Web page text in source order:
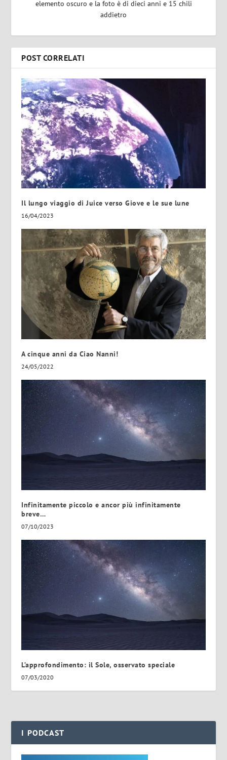
elemento oscuro e la foto è di dieci anni e 15 chili
addietro
POST CORRELATI
Il lungo viaggio di Juice verso Giove e le sue lune
16/04/2023
A cinque anni da Ciao Nanni!
24/05/2022
Infinitamente piccolo e ancor più infinitamente
breve…
07/10/2023
L’approfondimento: il Sole, osservato speciale
07/03/2020
I PODCAST